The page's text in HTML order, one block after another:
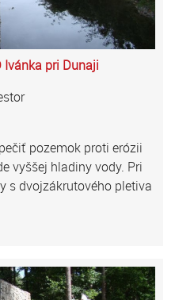
Ivánka pri Dunaji
pozemok proti erózii
vyššej hladiny vody. Pri
s dvojzákrutového pletiva